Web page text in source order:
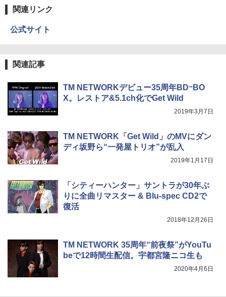
関連リンク
公式サイト
関連記事
TM NETWORKデビュー35周年BDｰBO
X。レストア&5.1ch化でGet Wild
2019年3月7日
TM NETWORK「Get Wild」のMVにダン
ディ坂野ら“一発屋トリオ”が乱入
2019年1月17日
「シティーハンター」サントラが30年ぶ
りに全曲リマスター & Blu-spec CD2で
復活
2018年12月26日
TM NETWORK 35周年“前夜祭”がYouTu
beで12時間生配信。宇都宮隆ニコ生も
2020年4月6日